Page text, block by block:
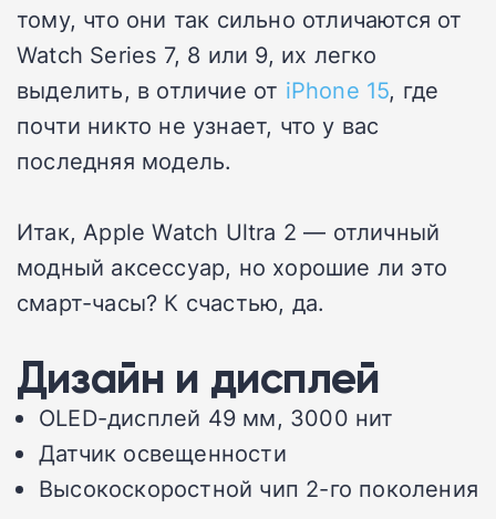
тому, что они так сильно отличаются от
Watch Series 7, 8 или 9, их легко
выделить, в отличие от iPhone 15, где
почти никто не узнает, что у вас
последняя модель.
Итак, Apple Watch Ultra 2 — отличный
модный аксессуар, но хорошие ли это
смарт-часы? К счастью, да.
Дизайн и дисплей
OLED-дисплей 49 мм, 3000 нит
Датчик освещенности
Высокоскоростной чип 2-го поколения